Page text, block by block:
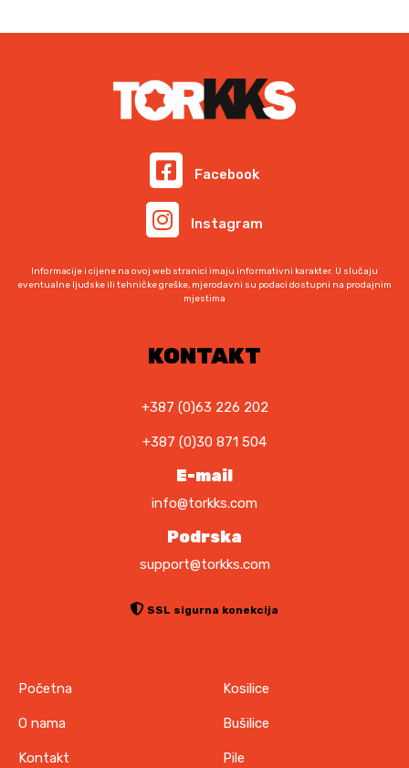
Facebook
Instagram
Informacije i cijene na ovoj web stranici imaju informativni karakter. U slučaju
eventualne ljudske ili tehničke greške, mjerodavni su podaci dostupni na prodajnim
mjestima
KONTAKT
+387 (0)63 226 202
+387 (0)30 871 504
E-mail
info@torkks.com
Podrska
support@torkks.com
SSL sigurna konekcija
Početna
O nama
Kontakt
Kosilice
Bušilice
Pile